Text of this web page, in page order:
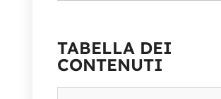
TABELLA DEI
CONTENUTI